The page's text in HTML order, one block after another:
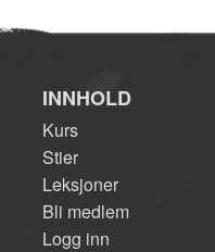
INNHOLD
Kurs
Stier
Leksjoner
Bli medlem
Logg inn